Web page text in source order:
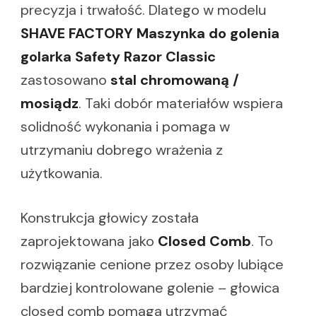
precyzja i trwałość. Dlatego w modelu
SHAVE FACTORY Maszynka do golenia
golarka Safety Razor Classic
zastosowano stal chromowaną /
mosiądz. Taki dobór materiałów wspiera
solidność wykonania i pomaga w
utrzymaniu dobrego wrażenia z
użytkowania.
Konstrukcja głowicy została
zaprojektowana jako Closed Comb. To
rozwiązanie cenione przez osoby lubiące
bardziej kontrolowane golenie – głowica
closed comb pomaga utrzymać